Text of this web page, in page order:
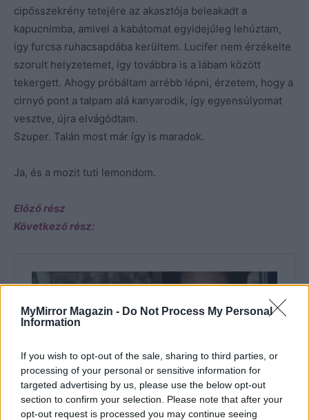
MyMirror Magazin - Do Not Process My Personal
Information
If you wish to opt-out of the sale, sharing to third parties, or
processing of your personal or sensitive information for
targeted advertising by us, please use the below opt-out
section to confirm your selection. Please note that after your
opt-out request is processed you may continue seeing
cipősszekrény tetejére az akasztója beleakadt a
kapucnimba, amivel a kabátomat egyidejűleg lehúztam,
így furcsa ruhacsapdába kerültem. Lucifer nem érzékelte
szorult helyzetemet, így továbbra is a lábam között
tekergett. Ahogy próbáltam arrébb lépni, érzetem, hogy a
cirnyó pont a talpam alá kanyarodik, így egyensúlyomat
vesztve, újra elvágódtam.
Szuper. Talán most már így is maradok.
Ja, és a mozit tuti lemondom.
Előző rész
Következő rész: